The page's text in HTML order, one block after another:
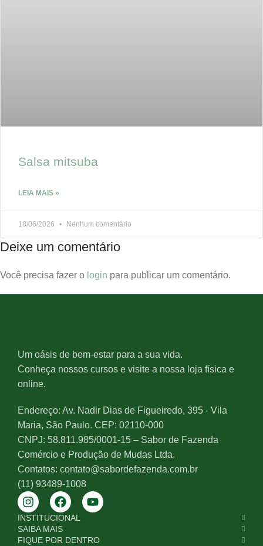
Salsa mitsuba
LEIA MAIS »
18/06/2026 Nenhum comentário
Deixe um comentário
Você precisa fazer o login para publicar um comentário.
Um oásis de bem-estar para a sua vida.
Conheça nossos cursos e visite a nossa loja física e
online.
Endereço: Av. Nadir Dias de Figueiredo, 395 - Vila
Maria, São Paulo. CEP: 02110-000
CNPJ: 58.811.985/0001-15 – Sabor de Fazenda
Comércio e Produção de Mudas Ltda.
Contatos: contato@sabordefazenda.com.br
(11) 93489-1008
INSTITUCIONAL
SAIBA MAIS
FIQUE POR DENTRO